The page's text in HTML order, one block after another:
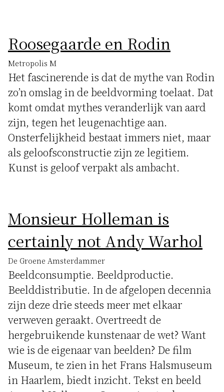
Roosegaarde en Rodin
Metropolis M
Het fascinerende is dat de mythe van Rodin
zo’n omslag in de beeldvorming toelaat. Dat
komt omdat mythes veranderlijk van aard
zijn, tegen het leugenachtige aan.
Onsterfelijkheid bestaat immers niet, maar
als geloofsconstructie zijn ze legitiem.
Kunst is geloof verpakt als ambacht.
Monsieur Holleman is
certainly not Andy Warhol
De Groene Amsterdammer
Beeldconsumptie. Beeldproductie.
Beelddistributie. In de afgelopen decennia
zijn deze drie steeds meer met elkaar
verweven geraakt. Overtreedt de
hergebruikende kunstenaar de wet? Want
wie is de eigenaar van beelden? De film
Museum, te zien in het Frans Halsmuseum
in Haarlem, biedt inzicht. Tekst en beeld